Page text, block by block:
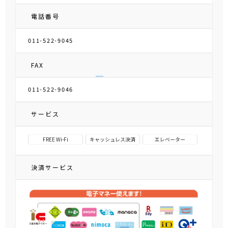
電話番号
011-522-9045
FAX
011-522-9046
サービス
FREE Wi-Fi キャッシュレス決済 エレベーター
決済サービス